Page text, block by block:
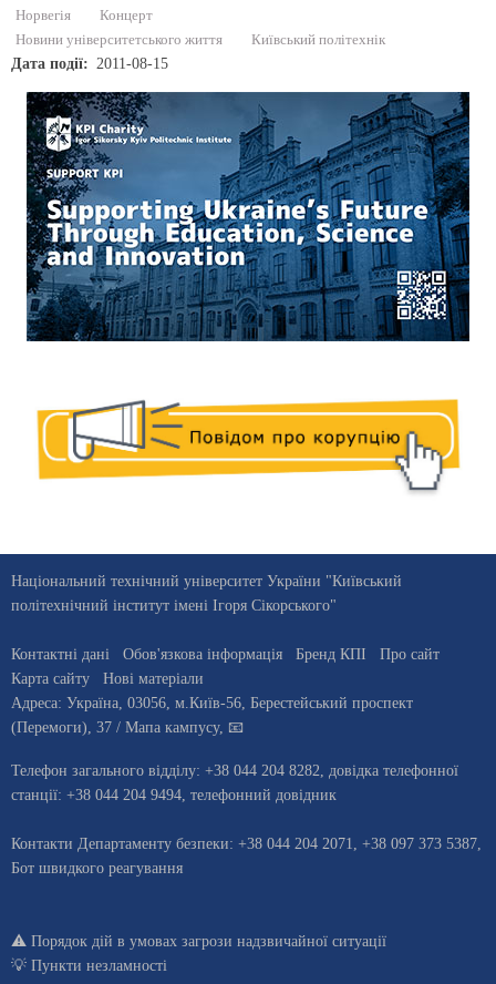
Норвегія
Концерт
Новини університетського життя
Київський політехнік
Дата події 2011-08-15
Національний технічний університет України "Київський
політехнічний інститут імені Ігоря Сікорського"
Контактні дані Обов'язкова інформація Бренд КПІ
Про сайт
Карта сайту
Нові матеріали
Адреса: Україна, 03056, м.Київ-56, Берестейський проспект
(Перемоги), 37 / Мапа кампусу, 📧
Телефон загального відділу: +38 044 204 8282, довiдка телефонної
станцiї: +38 044 204 9494, телефонний довідник
Контакти Департаменту безпеки: +38 044 204 2071, +38 097 373 5387,
Бот швидкого реагування
⚠️ Порядок дій в умовах загрози надзвичайної ситуації
💡 Пункти незламності